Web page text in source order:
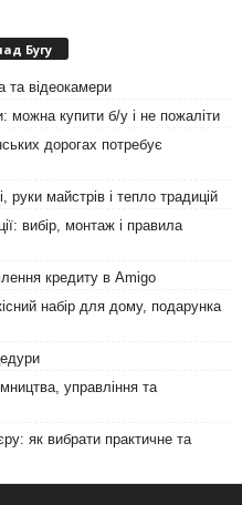
Бугу
та відеокамери
можна купити б/у і не пожаліти
дорогах потребує
майстрів і тепло традицій
вибір, монтаж і правила
кредиту в Amigo
набір для дому, подарунка
управління та
як вибрати практичне та